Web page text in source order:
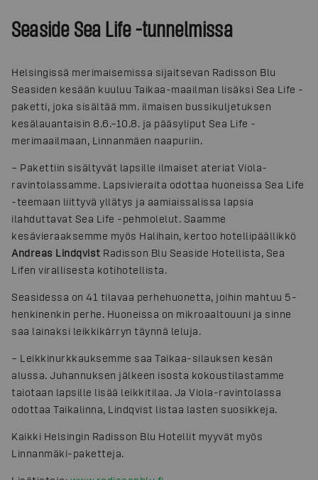
Seaside Sea Life -tunnelmissa
Helsingissä merimaisemissa sijaitsevan Radisson Blu
Seasiden kesään kuuluu Taikaa-maailman lisäksi Sea Life -
paketti, joka sisältää mm. ilmaisen bussikuljetuksen
kesälauantaisin 8.6.–10.8. ja pääsyliput Sea Life -
merimaailmaan, Linnanmäen naapuriin.
– Pakettiin sisältyvät lapsille ilmaiset ateriat Viola-
ravintolassamme. Lapsivieraita odottaa huoneissa Sea Life
-teemaan liittyvä yllätys ja aamiaissalissa lapsia
ilahduttavat Sea Life -pehmolelut. Saamme
kesävieraaksemme myös Halihain, kertoo hotellipäällikkö
Andreas Lindqvist Radisson Blu Seaside Hotellista, Sea
Lifen virallisesta kotihotellista.
Seasidessa on 41 tilavaa perhehuonetta, joihin mahtuu 5-
henkinenkin perhe. Huoneissa on mikroaaltouuni ja sinne
saa lainaksi leikkikärryn täynnä leluja.
– Leikkinurkkauksemme saa Taikaa-silauksen kesän
alussa. Juhannuksen jälkeen isosta kokoustilastamme
taiotaan lapsille lisää leikkitilaa. Ja Viola-ravintolassa
odottaa Taikalinna, Lindqvist listaa lasten suosikkeja.
Kaikki Helsingin Radisson Blu Hotellit myyvät myös
Linnanmäki-paketteja.